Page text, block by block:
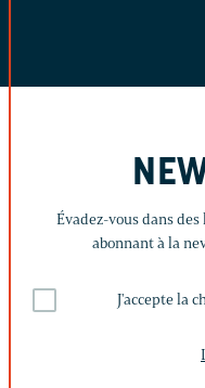
Évadez-vous dans
abonnant à la
J'accepte la